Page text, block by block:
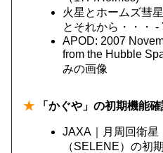
火星とホームズ彗
とそれから・・・ -
APOD: 2007
from the Hubble
みの画像
★ 「かぐや」の初期機能
JAXA｜月周回衛星
（SELENE）の初